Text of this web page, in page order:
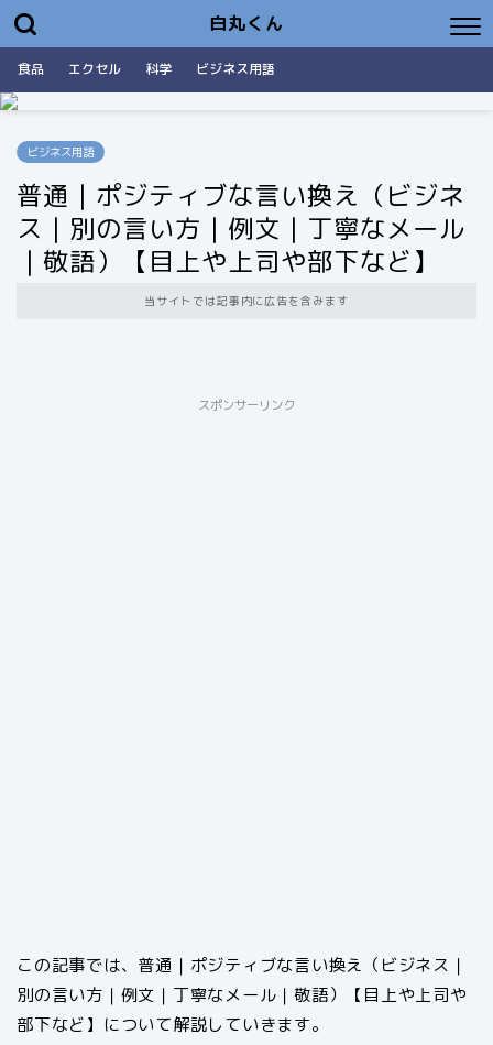
白丸くん
食品 エクセル 科学 ビジネス用語
ビジネス用語
普通｜ポジティブな言い換え（ビジネ
ス｜別の言い方｜例文｜丁寧なメール
｜敬語）【目上や上司や部下など】
当サイトでは記事内に広告を含みます
スポンサーリンク
この記事では、普通｜ポジティブな言い換え（ビジネス｜
別の言い方｜例文｜丁寧なメール｜敬語）【目上や上司や
部下など】について解説していきます。